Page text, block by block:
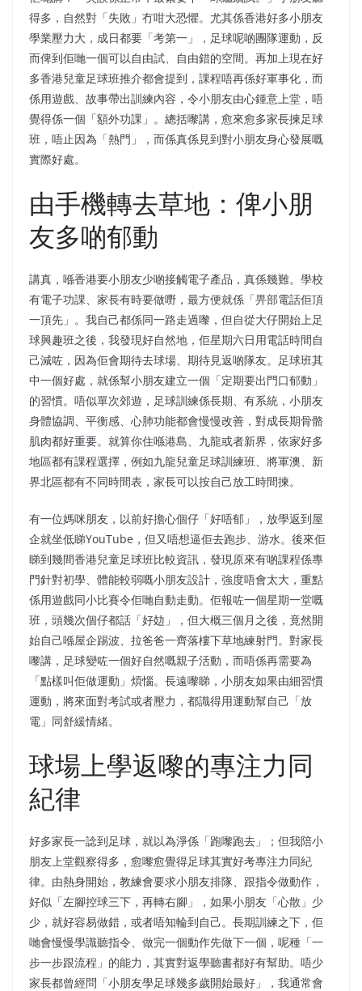
得多，自然對「失敗」冇咁大恐懼。尤其係香港好多小朋友
學業壓力大，成日都要「考第一」，足球呢啲團隊運動，反
而俾到佢哋一個可以自由試、自由錯的空間。再加上現在好
多香港兒童足球班推介都會提到，課程唔再係好軍事化，而
係用遊戲、故事帶出訓練內容，令小朋友由心鍾意上堂，唔
覺得係一個「額外功課」。總括嚟講，愈來愈多家長揀足球
班，唔止因為「熱門」，而係真係見到對小朋友身心發展嘅
實際好處。
由手機轉去草地：俾小朋
友多啲郁動
講真，喺香港要小朋友少啲接觸電子產品，真係幾難。學校
有電子功課、家長有時要做嘢，最方便就係「畀部電話佢頂
一頂先」。我自己都係同一路走過嚟，但自從大仔開始上足
球興趣班之後，我發現好自然地，佢星期六日用電話時間自
己減咗，因為佢會期待去球場、期待見返啲隊友。足球班其
中一個好處，就係幫小朋友建立一個「定期要出門口郁動」
的習慣。唔似單次郊遊，足球訓練係長期、有系統，小朋友
身體協調、平衡感、心肺功能都會慢慢改善，對成長期骨骼
肌肉都好重要。就算你住喺港島、九龍或者新界，依家好多
地區都有課程選擇，例如九龍兒童足球訓練班、將軍澳、新
界北區都有不同時間表，家長可以按自己放工時間揀。
有一位媽咪朋友，以前好擔心個仔「好唔郁」，放學返到屋
企就坐低睇YouTube，但又唔想逼佢去跑步、游水。後來佢
睇到幾間香港兒童足球班比較資訊，發現原來有啲課程係專
門針對初學、體能較弱嘅小朋友設計，強度唔會太大，重點
係用遊戲同小比賽令佢哋自動走動。佢報咗一個星期一堂嘅
班，頭幾次個仔都話「好攰」，但大概三個月之後，竟然開
始自己喺屋企踢波、拉爸爸一齊落樓下草地練射門。對家長
嚟講，足球變咗一個好自然嘅親子活動，而唔係再需要為
「點樣叫佢做運動」煩惱。長遠嚟睇，小朋友如果由細習慣
運動，將來面對考試或者壓力，都識得用運動幫自己「放
電」同舒緩情緒。
球場上學返嚟的專注力同
紀律
好多家長一諗到足球，就以為淨係「跑嚟跑去」；但我陪小
朋友上堂觀察得多，愈嚟愈覺得足球其實好考專注力同紀
律。由熱身開始，教練會要求小朋友排隊、跟指令做動作，
好似「左腳控球三下，再轉右腳」，如果小朋友「心散」少
少，就好容易做錯，或者唔知輪到自己。長期訓練之下，佢
哋會慢慢學識聽指令、做完一個動作先做下一個，呢種「一
步一步跟流程」的能力，其實對返學聽書都好有幫助。唔少
家長都曾經問「小朋友學足球幾多歲開始最好」，我通常會